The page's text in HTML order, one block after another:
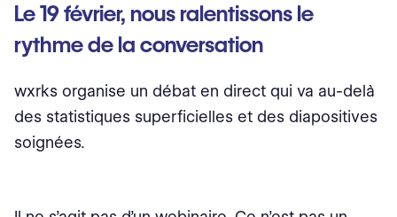
Le 19 février, nous ralentissons le
rythme de la conversation
wxrks organise un débat en direct qui va au-delà
des statistiques superficielles et des diapositives
soignées.